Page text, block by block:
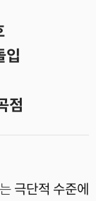
입
점
극단적 수준에